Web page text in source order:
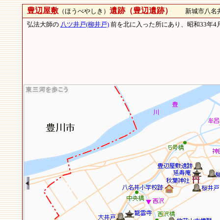
豊辺屋敷（ほうべやしき） 遺跡（豊辺遺跡）
新城市八名
弘法大師の 八ツ井戸(柳井戸)前を北に入った所にあり、昭和33年4